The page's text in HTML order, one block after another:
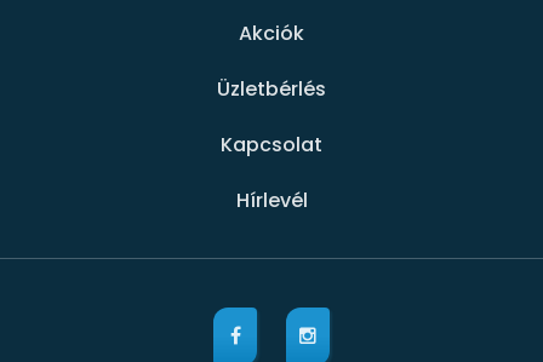
Akciók
Üzletbérlés
Kapcsolat
Hírlevél